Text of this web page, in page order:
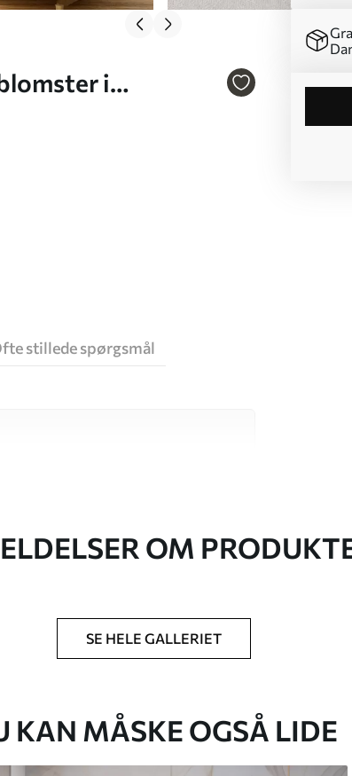
i
stillede spørgsmål
OM
SE HELE GALLERIET
KAN MÅSKE OGSÅ LIDE